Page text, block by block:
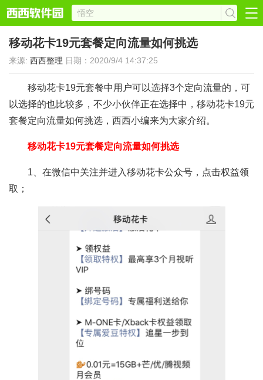
移动花卡19元套餐定向流量如何挑选
来源: 西西整理 日期：2020/9/4 14:37:25
移动花卡19元套餐中用户可以选择3个定向流量的，可
以选择的也比较多，不少小伙伴正在选择中，移动花卡19元
套餐定向流量如何挑选，西西小编来为大家介绍。
移动花卡19元套餐定向流量如何挑选
1、在微信中关注并进入移动花卡公众号，点击权益领
取；